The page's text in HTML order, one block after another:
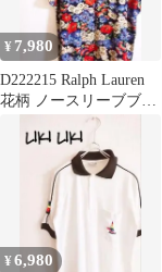
¥ 7,980
D222215 Ralph Lauren
花柄 ノースリーブブラ
¥6,980